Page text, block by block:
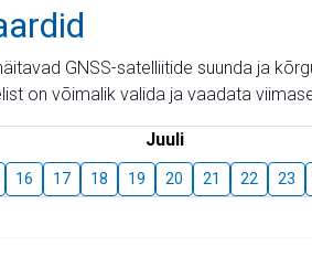
GNSS-satelliitide suunda ja
on võimalik valida ja vaadata
Juuli
16 17 18 19 20 21 22 23